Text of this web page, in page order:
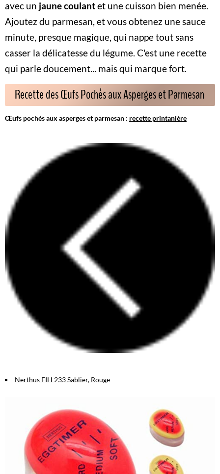
avec un jaune coulantet une cuisson bien menée.
Ajoutez du parmesan, et vous obtenez une sauce
minute, presque magique, qui nappe tout sans
casser la délicatesse du légume. C'est une recette
qui parle doucement... mais qui marque fort.
Recette des Œufs Pochés aux Asperges et Parmesan
Œufs pochés aux asperges et parmesan : recette printanière
Nerthus FIH 233 Sablier, Rouge